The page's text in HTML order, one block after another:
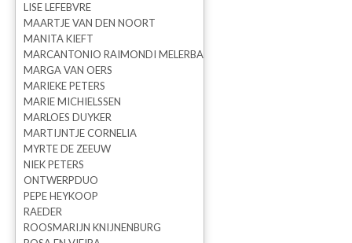
LISE LEFEBVRE
MAARTJE VAN DEN NOORT
MANITA KIEFT
MARCANTONIO RAIMONDI MELERBA
MARGA VAN OERS
MARIEKE PETERS
MARIE MICHIELSSEN
MARLOES DUYKER
MARTIJNTJE CORNELIA
MYRTE DE ZEEUW
NIEK PETERS
ONTWERPDUO
PEPE HEYKOOP
RAEDER
ROOSMARIJN KNIJNENBURG
Dorothe Arts
Prijs